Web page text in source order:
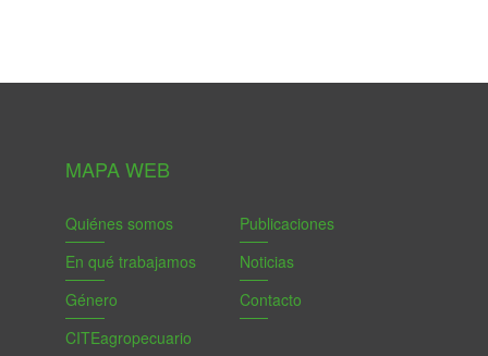
MAPA WEB
Quiénes somos
En qué trabajamos
Género
CITEagropecuario
Publicaciones
Noticias
Contacto